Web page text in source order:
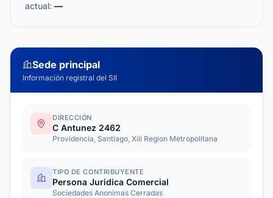
actual: —
Sede principal
Información registral del SII
DIRECCIÓN
C Antunez 2462
Providencia, Santiago, Xiii Region Metropolitana
TIPO DE CONTRIBUYENTE
Persona Juridica Comercial
Sociedades Anonimas Cerradas